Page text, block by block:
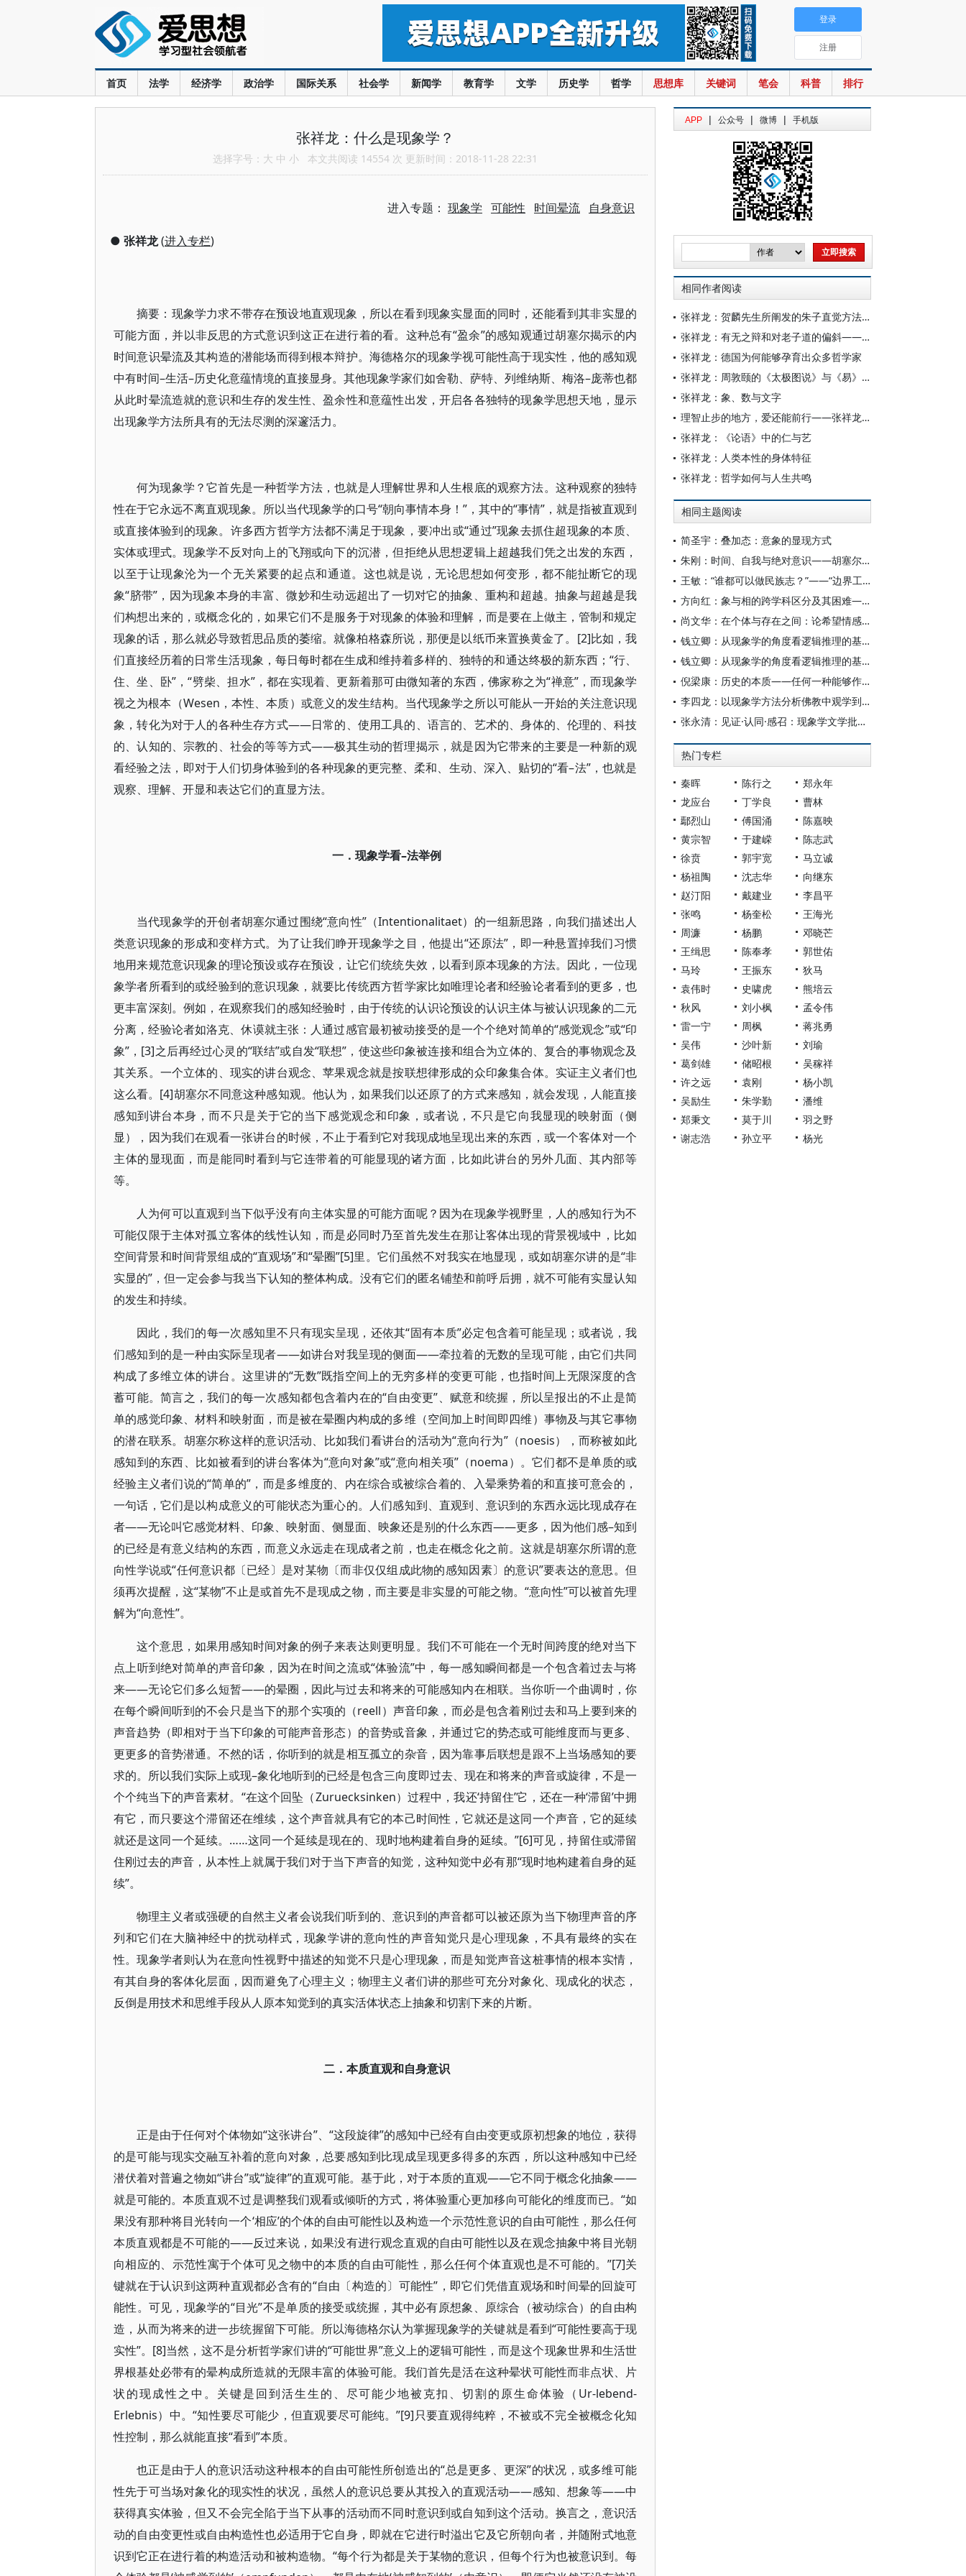
首页 法学 经济学 政治学 国际关系 社会学 新闻学 教育学 文学 历史学 哲学 思想库 关键词 笔会 科普 排行
登录
注册
张祥龙：什么是现象学？
选择字号： 大 中 小 本文共阅读 14554 次 更新时间：2018-11-28 22:31
进入专题： 现象学 可能性 时间晕流 自身意识
● 张祥龙(进入专栏)
摘要：现象学力求不带存在预设地直观现象，所以在看到现象实显面的同时，还能看到其非实显的
可能方面，并以非反思的方式意识到这正在进行着的看。这种总有“盈余”的感知观通过胡塞尔揭示的内
时间意识晕流及其构造的潜能场而得到根本辩护。海德格尔的现象学视可能性高于现实性，他的感知观
中有时间–生活–历史化意蕴情境的直接显身。其他现象学家们如舍勒、萨特、列维纳斯、梅洛–庞蒂也都
从此时晕流造就的意识和生存的发生性、盈余性和意蕴性出发，开启各各独特的现象学思想天地，显示
出现象学方法所具有的无法尽测的深邃活力。
何为现象学？它首先是一种哲学方法，也就是人理解世界和人生根底的观察方法。这种观察的独特
性在于它永远不离直观现象。所以当代现象学的口号“朝向事情本身！”，其中的“事情”，就是指被直观到
或直接体验到的现象。许多西方哲学方法都不满足于现象，要冲出或“通过”现象去抓住超现象的本质、
实体或理式。现象学不反对向上的飞翔或向下的沉潜，但拒绝从思想逻辑上超越我们凭之出发的东西，
以至于让现象沦为一个无关紧要的起点和通道。这也就是说，无论思想如何变形，都不能扯断它的现
象“脐带”，因为现象本身的丰富、微妙和生动远超出了一切对它的抽象、重构和超越。抽象与超越是我
们构想出来的，或概念化的，如果它们不是服务于对现象的体验和理解，而是要在上做主，管制和规定
现象的话，那么就必导致哲思品质的萎缩。就像柏格森所说，那便是以纸币来置换黄金了。[2]比如，我
们直接经历着的日常生活现象，每日每时都在生成和维持着多样的、独特的和通达终极的新东西；“行、
住、坐、卧”，“劈柴、担水”，都在实现着、更新着那可由微知著的东西，佛家称之为“禅意”，而现象学
视之为根本（Wesen，本性、本质）或意义的发生结构。当代现象学之所以可能从一开始的关注意识现
象，转化为对于人的各种生存方式――日常的、使用工具的、语言的、艺术的、身体的、伦理的、科技
的、认知的、宗教的、社会的等等方式――极其生动的哲理揭示，就是因为它带来的主要是一种新的观
看经验之法，即对于人们切身体验到的各种现象的更完整、柔和、生动、深入、贴切的“看–法”，也就是
观察、理解、开显和表达它们的直显方法。
一．现象学看–法举例
当代现象学的开创者胡塞尔通过围绕“意向性”（Intentionalitaet）的一组新思路，向我们描述出人
类意识现象的形成和变样方式。为了让我们睁开现象学之目，他提出“还原法”，即一种悬置掉我们习惯
地用来规范意识现象的理论预设或存在预设，让它们统统失效，以看到原本现象的方法。因此，一位现
象学者所看到的或经验到的意识现象，就要比传统西方哲学家比如唯理论者和经验论者看到的更多，也
更丰富深刻。例如，在观察我们的感知经验时，由于传统的认识论预设的认识主体与被认识现象的二元
分离，经验论者如洛克、休谟就主张：人通过感官最初被动接受的是一个个绝对简单的“感觉观念”或“印
象”，[3]之后再经过心灵的“联结”或自发“联想”，使这些印象被连接和组合为立体的、复合的事物观念及
其关系。一个立体的、现实的讲台观念、苹果观念就是按联想律形成的众印象集合体。实证主义者们也
这么看。[4]胡塞尔不同意这种感知观。他认为，如果我们以还原了的方式来感知，就会发现，人能直接
感知到讲台本身，而不只是关于它的当下感觉观念和印象，或者说，不只是它向我显现的映射面（侧
显），因为我们在观看一张讲台的时候，不止于看到它对我现成地呈现出来的东西，或一个客体对一个
主体的显现面，而是能同时看到与它连带着的可能显现的诸方面，比如此讲台的另外几面、其内部等
等。
人为何可以直观到当下似乎没有向主体实显的可能方面呢？因为在现象学视野里，人的感知行为不
可能仅限于主体对孤立客体的线性认知，而是必同时乃至首先发生在那让客体出现的背景视域中，比如
空间背景和时间背景组成的“直观场”和“晕圈”[5]里。它们虽然不对我实在地显现，或如胡塞尔讲的是“非
实显的”，但一定会参与我当下认知的整体构成。没有它们的匿名铺垫和前呼后拥，就不可能有实显认知
的发生和持续。
因此，我们的每一次感知里不只有现实呈现，还依其“固有本质”必定包含着可能呈现；或者说，我
们感知到的是一种由实际呈现者――如讲台对我呈现的侧面――牵拉着的无数的呈现可能，由它们共同
构成了多维立体的讲台。这里讲的“无数”既指空间上的无穷多样的变更可能，也指时间上无限深度的含
蓄可能。简言之，我们的每一次感知都包含着内在的“自由变更”、赋意和统握，所以呈报出的不止是简
单的感觉印象、材料和映射面，而是被在晕圈内构成的多维（空间加上时间即四维）事物及与其它事物
的潜在联系。胡塞尔称这样的意识活动、比如我们看讲台的活动为“意向行为”（noesis），而称被如此
感知到的东西、比如被看到的讲台客体为“意向对象”或“意向相关项”（noema）。它们都不是单质的或
经验主义者们说的“简单的”，而是多维度的、内在综合或被综合着的、入晕乘势着的和直接可意会的，
一句话，它们是以构成意义的可能状态为重心的。人们感知到、直观到、意识到的东西永远比现成存在
者――无论叫它感觉材料、印象、映射面、侧显面、映象还是别的什么东西――更多，因为他们感–知到
的已经是有意义结构的东西，而意义永远走在现成者之前，也走在概念化之前。这就是胡塞尔所谓的意
向性学说或“任何意识都〔已经〕是对某物〔而非仅仅组成此物的感知因素〕的意识”要表达的意思。但
须再次提醒，这“某物”不止是或首先不是现成之物，而主要是非实显的可能之物。“意向性”可以被首先理
解为“向意性”。
这个意思，如果用感知时间对象的例子来表达则更明显。我们不可能在一个无时间跨度的绝对当下
点上听到绝对简单的声音印象，因为在时间之流或“体验流”中，每一感知瞬间都是一个包含着过去与将
来――无论它们多么短暂――的晕圈，因此与过去和将来的可能感知内在相联。当你听一个曲调时，你
在每个瞬间听到的不会只是当下的那个实项的（reell）声音印象，而必是包含着刚过去和马上要到来的
声音趋势（即相对于当下印象的可能声音形态）的音势或音象，并通过它的势态或可能维度而与更多、
更更多的音势潜通。不然的话，你听到的就是相互孤立的杂音，因为靠事后联想是跟不上当场感知的要
求的。所以我们实际上或现–象化地听到的已经是包含三向度即过去、现在和将来的声音或旋律，不是一
个个纯当下的声音素材。“在这个回坠（Zuruecksinken）过程中，我还‘持留住’它，还在一种‘滞留’中拥
有它，而只要这个滞留还在维续，这个声音就具有它的本己时间性，它就还是这同一个声音，它的延续
就还是这同一个延续。……这同一个延续是现在的、现时地构建着自身的延续。”[6]可见，持留住或滞留
住刚过去的声音，从本性上就属于我们对于当下声音的知觉，这种知觉中必有那“现时地构建着自身的延
续”。
物理主义者或强硬的自然主义者会说我们听到的、意识到的声音都可以被还原为当下物理声音的序
列和它们在大脑神经中的扰动样式，现象学讲的意向性的声音知觉只是心理现象，不具有最终的实在
性。现象学者则认为在意向性视野中描述的知觉不只是心理现象，而是知觉声音这桩事情的根本实情，
有其自身的客体化层面，因而避免了心理主义；物理主义者们讲的那些可充分对象化、现成化的状态，
反倒是用技术和思维手段从人原本知觉到的真实活体状态上抽象和切割下来的片断。
二．本质直观和自身意识
正是由于任何对个体物如“这张讲台”、“这段旋律”的感知中已经有自由变更或原初想象的地位，获得
的是可能与现实交融互补着的意向对象，总要感知到比现成呈现更多得多的东西，所以这种感知中已经
潜伏着对普遍之物如“讲台”或“旋律”的直观可能。基于此，对于本质的直观――它不同于概念化抽象――
就是可能的。本质直观不过是调整我们观看或倾听的方式，将体验重心更加移向可能化的维度而已。“如
果没有那种将目光转向一个‘相应’的个体的自由可能性以及构造一个示范性意识的自由可能性，那么任何
本质直观都是不可能的――反过来说，如果没有进行观念直观的自由可能性以及在观念抽象中将目光朝
向相应的、示范性寓于个体可见之物中的本质的自由可能性，那么任何个体直观也是不可能的。”[7]关
键就在于认识到这两种直观都必含有的“自由〔构造的〕可能性”，即它们凭借直观场和时间晕的回旋可
能性。可见，现象学的“目光”不是单质的接受或统握，其中必有原想象、原综合（被动综合）的自由构
造，从而为将来的进一步统握留下可能。所以海德格尔认为掌握现象学的关键就是看到“可能性要高于现
实性”。[8]当然，这不是分析哲学家们讲的“可能世界”意义上的逻辑可能性，而是这个现象世界和生活世
界根基处必带有的晕构成所造就的无限丰富的体验可能。我们首先是活在这种晕状可能性而非点状、片
状的现成性之中。关键是回到活生生的、尽可能少地被克扣、切割的原生命体验（Ur-lebend-
Erlebnis）中。“知性要尽可能少，但直观要尽可能纯。”[9]只要直观得纯粹，不被或不完全被概念化知
性控制，那么就能直接“看到”本质。
也正是由于人的意识活动这种根本的自由可能性所创造出的“总是更多、更深”的状况，或多维可能
性先于可当场对象化的现实性的状况，虽然人的意识总要从其投入的直观活动――感知、想象等――中
获得真实体验，但又不会完全陷于当下从事的活动而不同时意识到或自知到这个活动。换言之，意识活
动的自由变更性或自由构造性也必适用于它自身，即就在它进行时溢出它及它所朝向者，并随附式地意
识到它正在进行着的构造活动和被构造物。“每个行为都是关于某物的意识，但每个行为也被意识到。每
APP | 公众号 | 微博 | 手机版
相同作者阅读
张祥龙：贺麟先生所阐发的朱子直觉方法——“虚心涵泳”的境域含义与前提
张祥龙：有无之辩和对老子道的偏斜——从郭店楚简《老子》甲本“天下之物生于有/无”章谈起
张祥龙：德国为何能够孕育出众多哲学家
张祥龙：周敦颐的《太极图说》与《易》象数
张祥龙：象、数与文字
理智止步的地方，爱还能前行——张祥龙先生谈中西文明中的神秘体验
张祥龙：《论语》中的仁与艺
张祥龙：人类本性的身体特征
张祥龙：哲学如何与人生共鸣
相同主题阅读
简圣宇：叠加态：意象的显现方式
朱刚：时间、自我与绝对意识——胡塞尔现象学中的时间与本原
王敏：“谁都可以做民族志？”——“边界工作”视角下的民族志知识生产及反思
方向红：象与相的跨学科区分及其困难——兼论一种易学—现象学的解决方案
尚文华：在个体与存在之间：论希望情感的现象学意义
钱立卿：从现象学的角度看逻辑推理的基础——论卡罗尔疑难与分离规则的合法性根源
钱立卿：从现象学的角度看逻辑推理的基础——论卡罗尔疑难与分离规则的合法性根源
倪梁康：历史的本质——任何一种能够作为严格科学出现的未来历史现象学导引
李四龙：以现象学方法分析佛教中观学到唯识学的过渡
张永清：见证·认同·感召：现象学文学批评“回到作品本身”的三种理路
热门专栏
秦晖 陈行之
郑永年
龙应台
丁学良
曹林
鄢烈山
傅国涌
陈嘉映
黄宗智
于建嵘
陈志武
徐贲
郭宇宽
马立诚
杨祖陶
沈志华
向继东
赵汀阳
戴建业
李昌平
张鸣
杨奎松
王海光
周濂
杨鹏
邓晓芒
王缉思
陈奉孝
郭世佑
马玲
王振东
狄马
袁伟时
史啸虎
熊培云
秋风
刘小枫
孟令伟
雷一宁
周枫
蒋兆勇
吴伟
沙叶新
刘瑜
葛剑雄
储昭根
吴稼祥
许之远
袁刚
杨小凯
吴励生
朱学勤
潘维
郑秉文
莫于川
羽之野
谢志浩
孙立平 杨光